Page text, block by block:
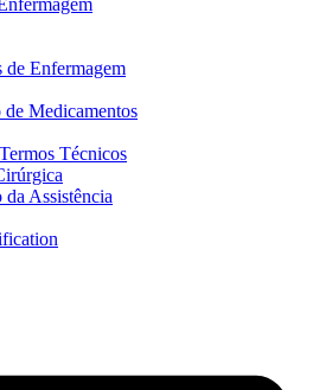
de Enfermagem
Medicamentos
Técnicos
da Assistência